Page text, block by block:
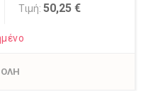
Τιμή: 50,25 €